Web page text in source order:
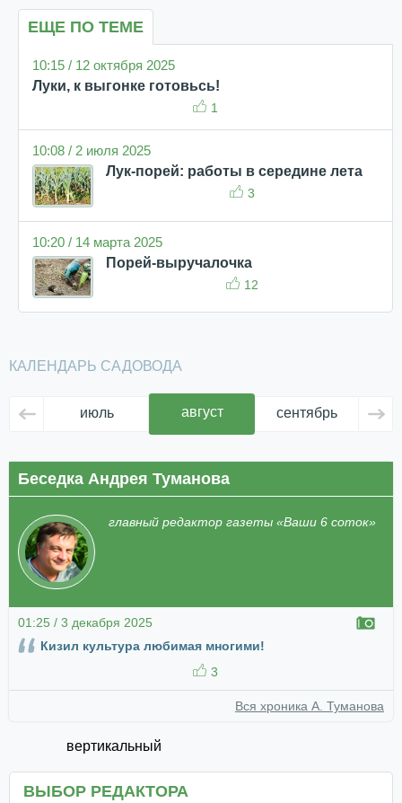
ЕЩЕ ПО ТЕМЕ
10:15 / 12 октября 2025
Луки, к выгонке готовьсь!
1
10:08 / 2 июля 2025
Лук-порей: работы в середине лета
3
10:20 / 14 марта 2025
Порей-выручалочка
12
КАЛЕНДАРЬ САДОВОДА
июль август сентябрь
Беседка Андрея Туманова
главный редактор газеты «Ваши 6 соток»
01:25 / 3 декабря 2025
Кизил культура любимая многими!
3
Вся хроника А. Туманова
вертикальный
ВЫБОР РЕДАКТОРА